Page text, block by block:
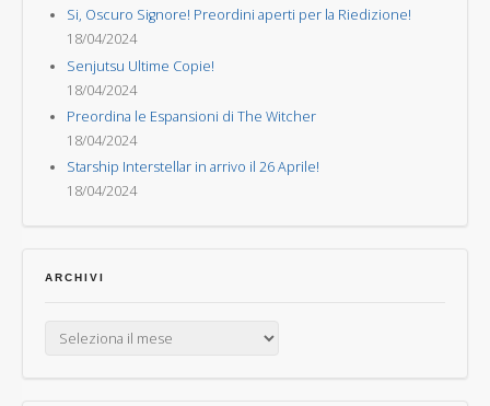
Si, Oscuro Signore! Preordini aperti per la Riedizione!
18/04/2024
Senjutsu Ultime Copie!
18/04/2024
Preordina le Espansioni di The Witcher
18/04/2024
Starship Interstellar in arrivo il 26 Aprile!
18/04/2024
ARCHIVI